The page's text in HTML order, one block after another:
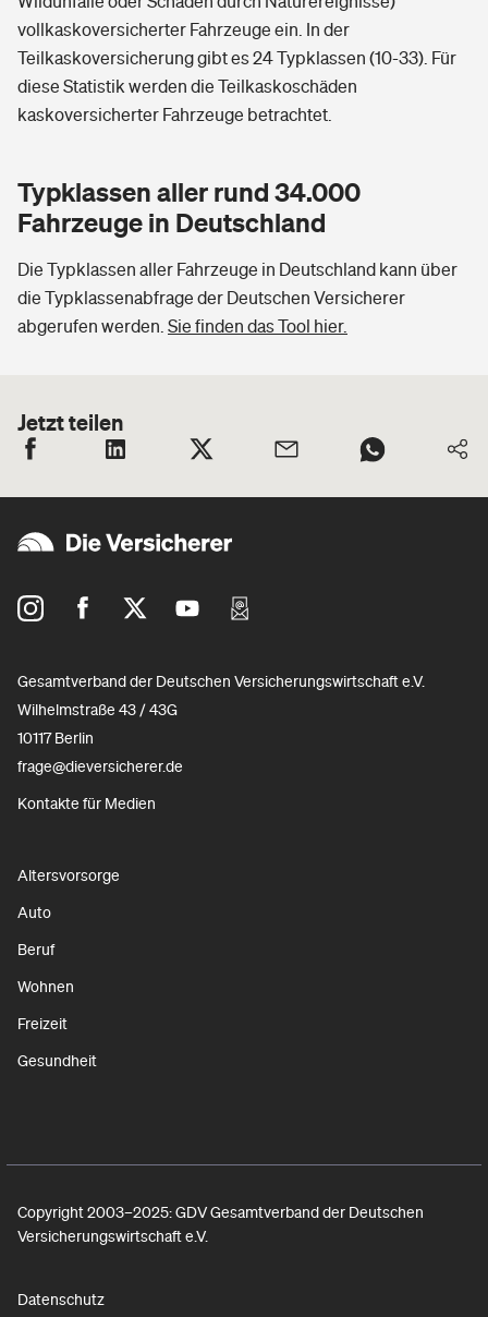
vollkaskoversicherter Fahrzeuge ein. In der
Teilkaskoversicherung gibt es 24 Typklassen (10-33). Für
diese Statistik werden die Teilkaskoschäden
kaskoversicherter Fahrzeuge betrachtet.
Typklassen aller rund 34.000
Fahrzeuge in Deutschland
Die Typklassen aller Fahrzeuge in Deutschland kann über
die Typklassenabfrage der Deutschen Versicherer
abgerufen werden. Sie finden das Tool hier.
Jetzt teilen
Gesamtverband der Deutschen Versicherungswirtschaft e.V.
Wilhelmstraße 43 / 43G
10117 Berlin
frage@dieversicherer.de
Kontakte für Medien
Altersvorsorge
Auto
Beruf
Wohnen
Freizeit
Gesundheit
Copyright 2003–2025: GDV Gesamtverband der Deutschen
Versicherungswirtschaft e.V.
Datenschutz